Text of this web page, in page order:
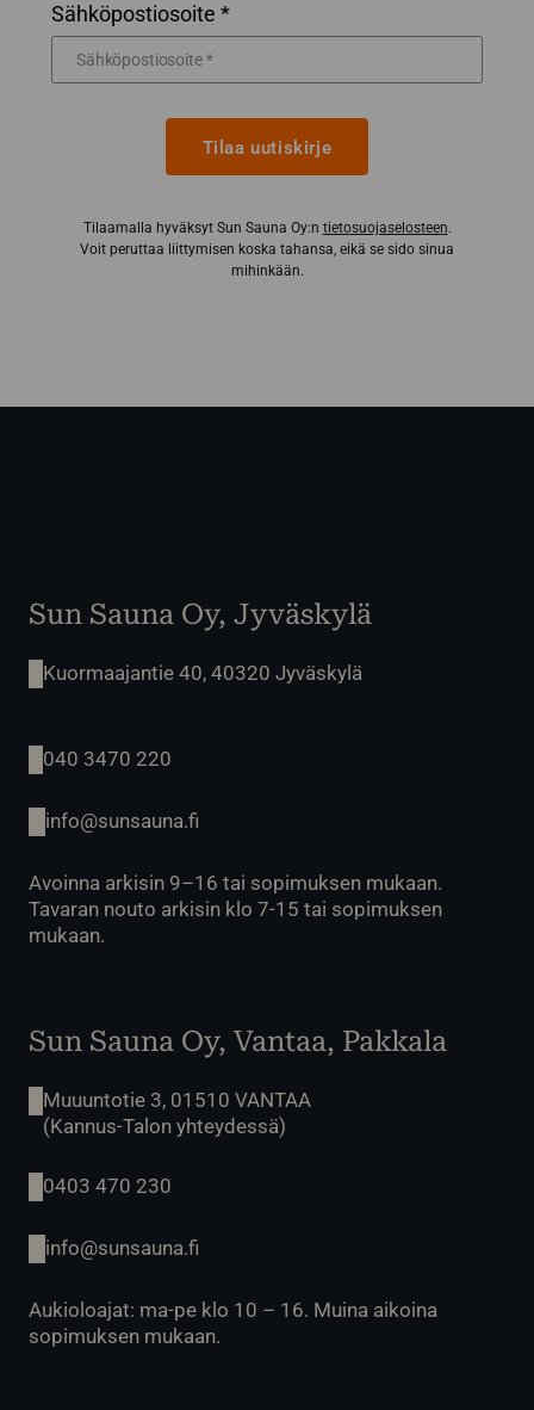
Sähköpostiosoite *
Tilaa uutiskirje
Tilaamalla hyväksyt Sun Sauna Oy:n tietosuojaselosteen.
Voit peruttaa liittymisen koska tahansa, eikä se sido sinua
mihinkään.
Sun Sauna Oy, Jyväskylä
Kuormaajantie 40, 40320 Jyväskylä
040 3470 220
info@sunsauna.fi
Avoinna arkisin 9–16 tai sopimuksen mukaan.
Tavaran nouto arkisin klo 7-15 tai sopimuksen
mukaan.
Sun Sauna Oy, Vantaa, Pakkala
Muuuntotie 3, 01510 VANTAA
(Kannus-Talon yhteydessä)
0403 470 230
info@sunsauna.fi
Aukioloajat: ma-pe klo 10 – 16. Muina aikoina
sopimuksen mukaan.